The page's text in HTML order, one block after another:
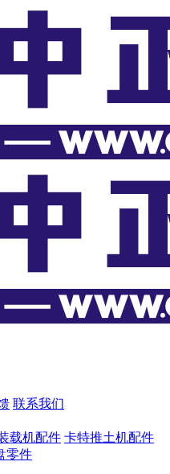
联系我们
载机配件 卡特推土机配件
零件